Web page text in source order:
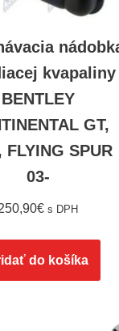
kvapaliny
BENTLEY
GT,
FLYING SPUR
03-
€ s DPH
do košíka